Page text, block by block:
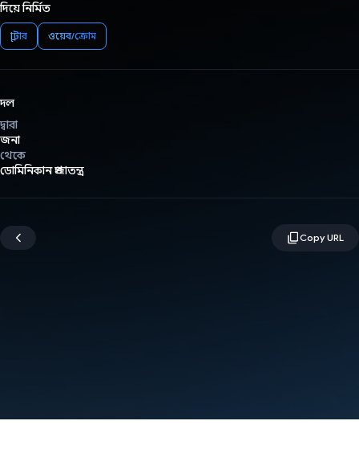
দিয়ে নির্মিত
ফ্লাটার ওয়েব/ক্রোম
দল
দ্বারা
জনা
থেকে
ডোমিনিকান প্রজাতন্ত্র